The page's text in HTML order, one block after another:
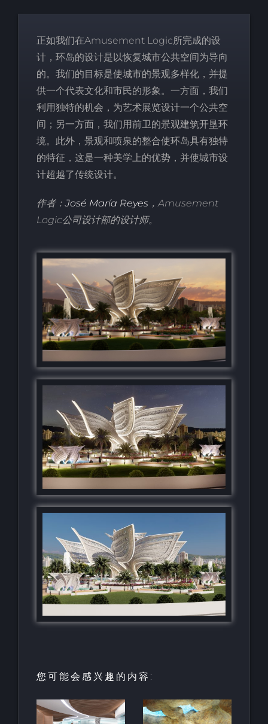
正如我们在Amusement Logic所完成的设
计，环岛的设计是以恢复城市公共空间为导向
的。我们的目标是使城市的景观多样化，并提
供一个代表文化和市民的形象。一方面，我们
利用独特的机会，为艺术展览设计一个公共空
间；另一方面，我们用前卫的景观建筑开垦环
境。此外，景观和喷泉的整合使环岛具有独特
的特征，这是一种美学上的优势，并使城市设
计超越了传统设计。
作者：José María Reyes，Amusement
Logic公司设计部的设计师。
您可能会感兴趣的内容: